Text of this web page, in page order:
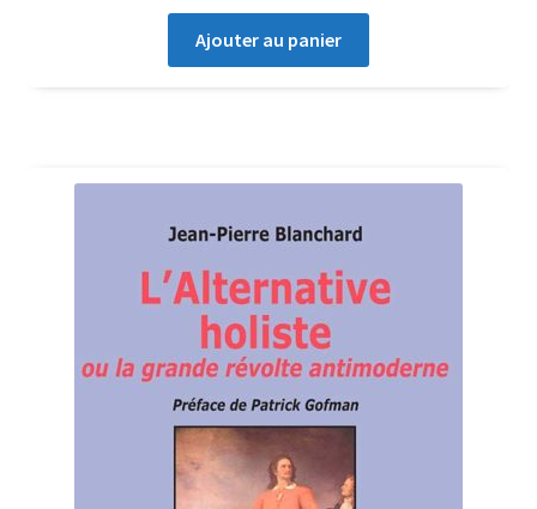
Ajouter au panier